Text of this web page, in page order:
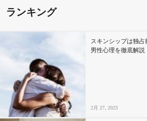
不倫・だめ男
心の処方箋
カルチャー・トレンド・芸能
驚き
ランキング
スキンシップは独
男性心理を徹底解説
2月 27, 2023